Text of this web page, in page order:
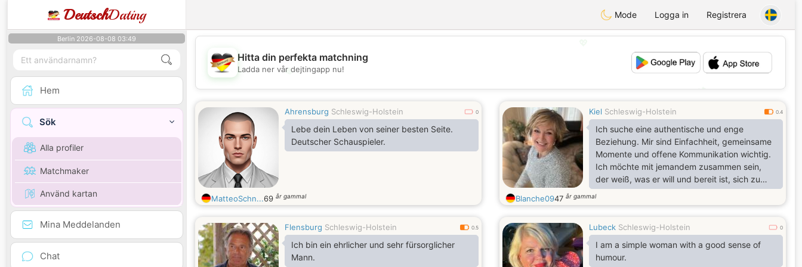
DeutschDating Mode Logga in Registrera
Berlin 2026-08-08 03:49
Hem
Sök
Alla profiler
Matchmaker
Använd kartan
Mina Meddelanden
Chat
💖
💕
Hitta din perfekta matchning
Ladda ner vår dejtingapp nu!
Ahrensburg Schleswig-Holstein 0
Lebe dein Leben von seiner besten Seite.
Deutscher Schauspieler.
MatteoSchn...69 år gammal
Kiel Schleswig-Holstein 0.4
Ich suche eine authentische und enge
Beziehung. Mir sind Einfachheit, gemeinsame
Momente und offene Kommunikation wichtig.
Ich möchte mit jemandem zusammen sein,
der weiß, was er will und bereit ist, sich zu
binden.
Blanche0947 år gammal
Flensburg Schleswig-Holstein 0.5
Ich bin ein ehrlicher und sehr fürsorglicher
Mann.
Lubeck Schleswig-Holstein 0
I am a simple woman with a good sense of
humour.